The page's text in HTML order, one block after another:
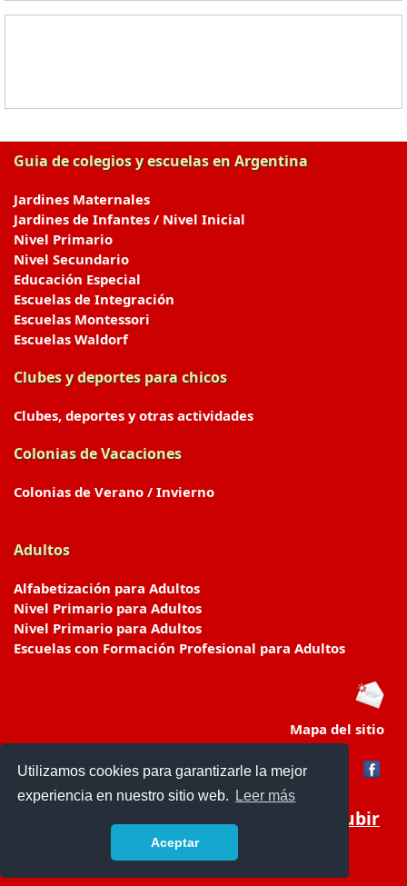
Utilizamos cookies para garantizarle la mejor
experiencia en nuestro sitio web.
Leer más
Aceptar
Guia de colegios y escuelas en Argentina
Jardines Maternales
Jardines de Infantes / Nivel Inicial
Nivel Primario
Nivel Secundario
Educación Especial
Escuelas de Integración
Escuelas Montessori
Escuelas Waldorf
Clubes y deportes para chicos
Clubes, deportes y otras actividades
Colonias de Vacaciones
Colonias de Verano / Invierno
Adultos
Alfabetización para Adultos
Nivel Primario para Adultos
Nivel Primario para Adultos
Escuelas con Formación Profesional para Adultos
Mapa del sitio
Subir